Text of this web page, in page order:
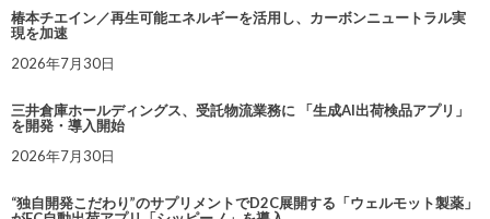
椿本チエイン／再生可能エネルギーを活用し、カーボンニュートラル実
現を加速
2026年7月30日
三井倉庫ホールディングス、受託物流業務に 「生成AI出荷検品アプリ」
を開発・導入開始
2026年7月30日
“独自開発こだわり”のサプリメントでD2C展開する「ウェルモット製薬」